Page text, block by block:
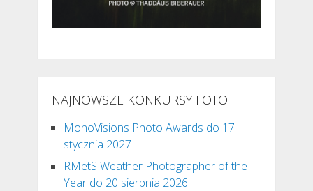
NAJNOWSZE KONKURSY FOTO
MonoVisions Photo Awards do 17
stycznia 2027
RMetS Weather Photographer of the
Year do 20 sierpnia 2026